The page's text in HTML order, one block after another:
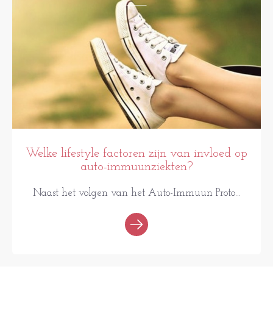
Welke lifestyle factoren zijn van invloed op
auto-immuunziekten?
Naast het volgen van het Auto-Immuun Proto...